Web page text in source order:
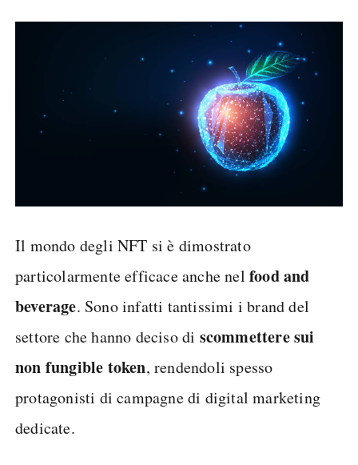
Il mondo degli NFT si è dimostrato
particolarmente efficace anche nel food and
beverage. Sono infatti tantissimi i brand del
settore che hanno deciso di scommettere sui
non fungible token, rendendoli spesso
protagonisti di campagne di digital marketing
dedicate.